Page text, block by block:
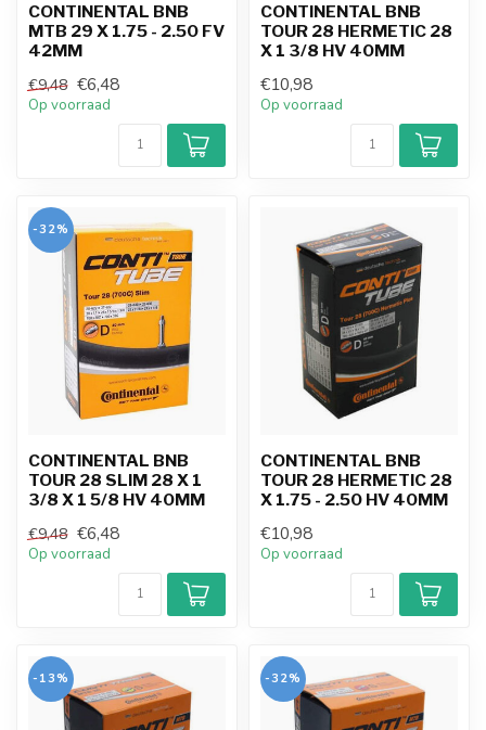
CONTINENTAL BNB
MTB 29 X 1.75 - 2.50 FV
42MM
€9,48 €6,48
Op voorraad
CONTINENTAL BNB
TOUR 28 HERMETIC 28
X 1 3/8 HV 40MM
€10,98
Op voorraad
-32%
CONTINENTAL BNB
TOUR 28 SLIM 28 X 1
3/8 X 1 5/8 HV 40MM
€9,48 €6,48
Op voorraad
CONTINENTAL BNB
TOUR 28 HERMETIC 28
X 1.75 - 2.50 HV 40MM
€10,98
Op voorraad
-13% -32%